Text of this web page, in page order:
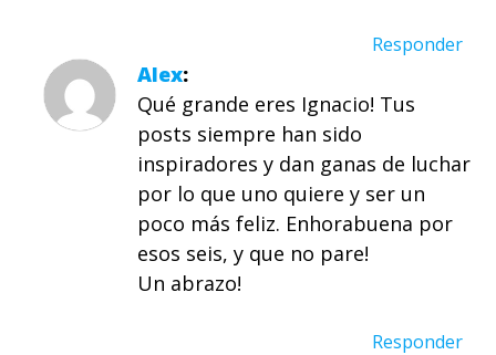
Responder
Alex
Qué grande eres Ignacio! Tus
posts siempre han sido
inspiradores y dan ganas de luchar
por lo que uno quiere y ser un
poco más feliz. Enhorabuena por
esos seis, y que no pare!
Un abrazo!
Responder